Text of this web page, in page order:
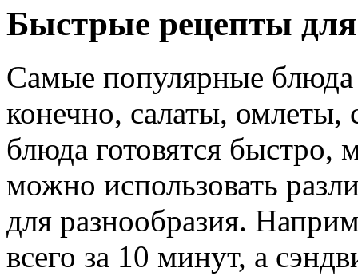
Быстрые рецепты для
Самые популярные
конечно, салаты, омлеты,
блюда готовятся
можно использовать
для разнообразия.
всего за 10 минут, а